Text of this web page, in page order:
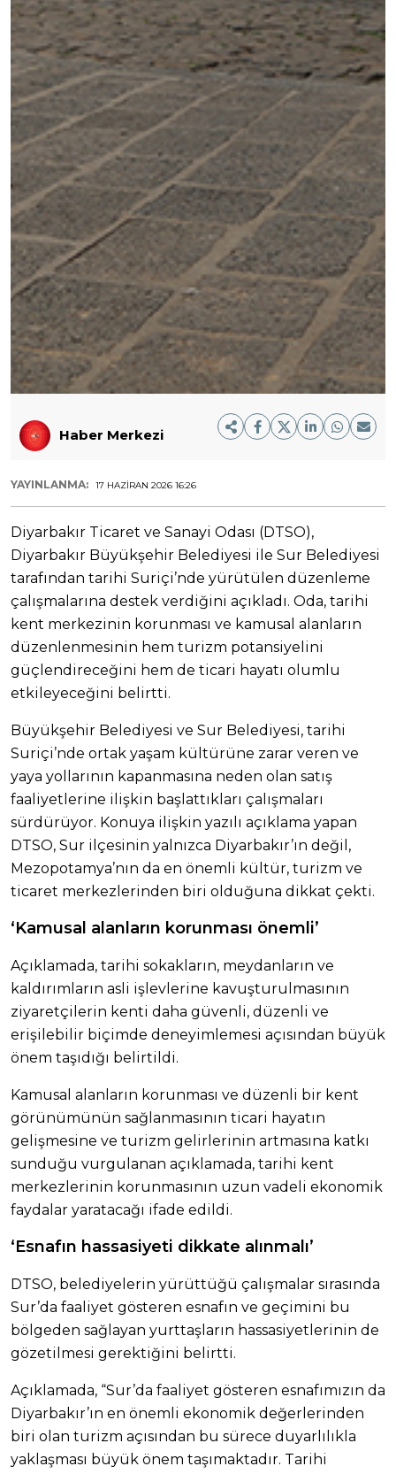
Haber Merkezi
YAYINLANMA: 17 HAZIRAN 2026 16:26
Diyarbakır Ticaret ve Sanayi Odası (DTSO),
Diyarbakır Büyükşehir Belediyesi ile Sur Belediyesi
tarafından tarihi Suriçi’nde yürütülen düzenleme
çalışmalarına destek verdiğini açıkladı. Oda, tarihi
kent merkezinin korunması ve kamusal alanların
düzenlenmesinin hem turizm potansiyelini
güçlendireceğini hem de ticari hayatı olumlu
etkileyeceğini belirtti.
Büyükşehir Belediyesi ve Sur Belediyesi, tarihi
Suriçi’nde ortak yaşam kültürüne zarar veren ve
yaya yollarının kapanmasına neden olan satış
faaliyetlerine ilişkin başlattıkları çalışmaları
sürdürüyor. Konuya ilişkin yazılı açıklama yapan
DTSO, Sur ilçesinin yalnızca Diyarbakır’ın değil,
Mezopotamya’nın da en önemli kültür, turizm ve
ticaret merkezlerinden biri olduğuna dikkat çekti.
‘Kamusal alanların korunması önemli’
Açıklamada, tarihi sokakların, meydanların ve
kaldırımların asli işlevlerine kavuşturulmasının
ziyaretçilerin kenti daha güvenli, düzenli ve
erişilebilir biçimde deneyimlemesi açısından büyük
önem taşıdığı belirtildi.
Kamusal alanların korunması ve düzenli bir kent
görünümünün sağlanmasının ticari hayatın
gelişmesine ve turizm gelirlerinin artmasına katkı
sunduğu vurgulanan açıklamada, tarihi kent
merkezlerinin korunmasının uzun vadeli ekonomik
faydalar yaratacağı ifade edildi.
‘Esnafın hassasiyeti dikkate alınmalı’
DTSO, belediyelerin yürüttüğü çalışmalar sırasında
Sur’da faaliyet gösteren esnafın ve geçimini bu
bölgeden sağlayan yurttaşların hassasiyetlerinin de
gözetilmesi gerektiğini belirtti.
Açıklamada, “Sur’da faaliyet gösteren esnafımızın da
Diyarbakır’ın en önemli ekonomik değerlerinden
biri olan turizm açısından bu sürece duyarlılıkla
yaklaşması büyük önem taşımaktadır. Tarihi